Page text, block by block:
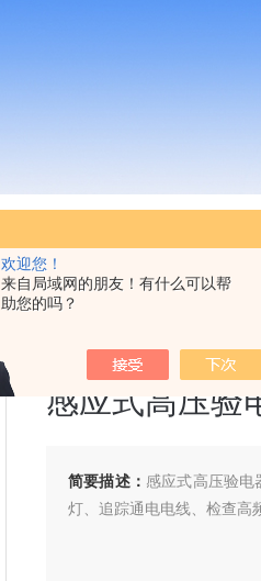
欢迎您！
来自局域网的朋友！有什么可以帮
助您的吗？
感应式高压验
简要描述： 感应式高压验电
灯、追踪通电电线、检查高